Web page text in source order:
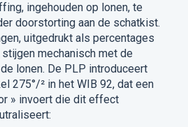
ingehouden op lonen, te
doorstorting aan de schatkist.
uitgedrukt als percentages
mechanisch met de
lonen. De PLP introduceert
275°/² in het WIB 92, dat een
» invoert die dit effect